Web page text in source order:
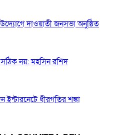
দাওয়াতী জনসভা অনুষ্ঠিত
নয়: মহসিন রশিদ
ইন্টারনেটে ধীরগতির শঙ্কা